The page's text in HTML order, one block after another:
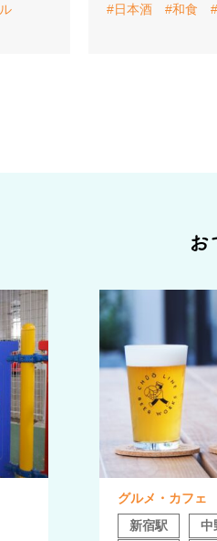
#日本酒
#和食
お
グルメ・カフェ
新宿駅
中